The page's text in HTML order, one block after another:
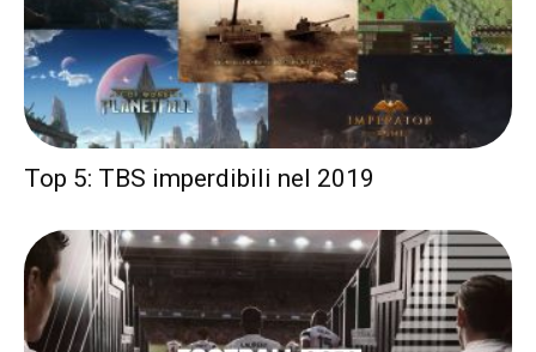
Top 5: TBS imperdibili nel 2019